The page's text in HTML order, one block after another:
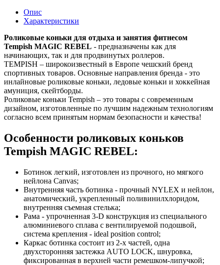
Опис
Характеристики
Роликовые коньки для отдыха и занятия фитнесом
Tempish MAGIC REBEL - предназначены как для
начинающих, так и для продвинутых роллеров.
TEMPISH – широкоизвестный в Европе чешский бренд
спортивных товаров. Основные направления бренда - это
инлайновые роликовые коньки, ледовые коньки и хоккейная
амуниция, скейтборды.
Роликовые коньки Tempish – это товары с современным
дизайном, изготовленные по лучшим надежным технологиям
согласно всем принятым нормам безопасности и качества!
Особенности роликовых коньков
Tempish MAGIC REBEL:
Ботинок легкий, изготовлен из прочного, но мягкого
нейлона Canvas;
Внутренняя часть ботинка - прочный NYLEX и нейлон,
анатомический, укрепленный поливинилхлоридом,
внутренняя съемная стелька;
Рама - упрочненная 3-D конструкция из специального
алюминиевого сплава с вентилируемой подошвой,
система крепления - ideal position control;
Каркас ботинка состоит из 2-х частей, одна
двухсторонняя застежка AUTO LOCK, шнуровка,
фиксированная в верхней части ремешком-липучкой;